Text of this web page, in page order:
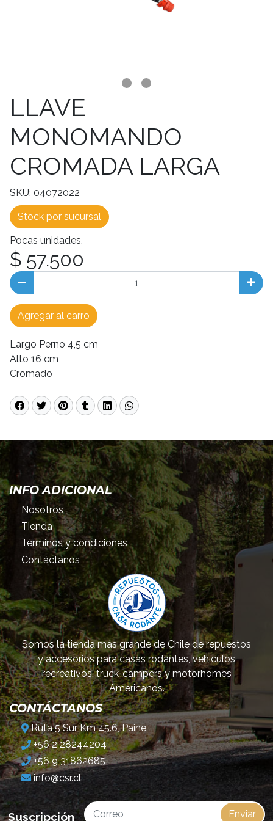
LLAVE
MONOMANDO
CROMADA LARGA
SKU: 04072022
Stock por sucursal
Pocas unidades.
$ 57.500
Agregar al carro
Largo Perno 4,5 cm
Alto 16 cm
Cromado
INFO ADICIONAL
Nosotros
Tienda
Términos y condiciones
Contáctanos
Somos la tienda más grande de Chile de repuestos
y accesorios para casas rodantes, vehículos
recreativos, truck-campers y motorhomes
Americanos.
CONTÁCTANOS
Ruta 5 Sur Km 45.6, Paine
+56 2 28244204
+56 9 31862685
info@csr.cl
Suscripción Enviar